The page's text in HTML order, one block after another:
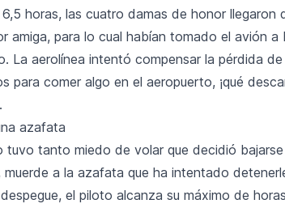
horas, las cuatro damas de honor llegaron
amiga, para lo cual habían tomado el avión a
La aerolínea intentó compensar la pérdida
para comer algo en el aeropuerto, ¡qué
azafata
tuvo tanto miedo de volar que decidió
muerde a la azafata que ha intentado
el piloto alcanza su máximo de